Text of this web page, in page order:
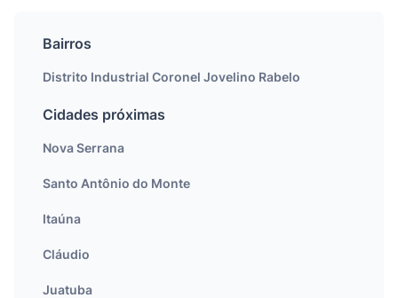
Bairros
Distrito Industrial Coronel Jovelino Rabelo
Cidades próximas
Nova Serrana
Santo Antônio do Monte
Itaúna
Cláudio
Juatuba